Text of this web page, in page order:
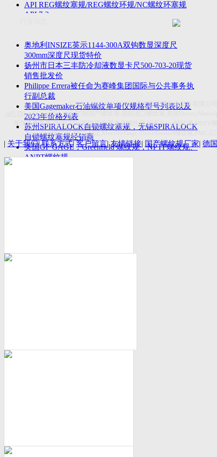
API REG螺纹塞规/REG螺纹环规/NC螺纹环塞规
API 7-2
苏州市万濠卧式投影仪CPJ-3020W/CPJ-4025W代
美国B2段差尺/间隙段差尺GAPSG/NMSG/GRIP-
004/CFM-095代理商
2023年美国Universal Punch圆度仪价格表，国产
定制跳动量仪
波音一季度营收增近三成超预期，近五年季度交
付数量首超空客
奥地利INSIZE英示1144-300A双钩数显深度尺
300mm深度尺现货特价
扬州市日本三丰防冷却液数显卡尺500-703-20现货
销售批发价
Philippe Errera被任命为赛峰集团国际与公共事务执
行副总裁
美国Gagemaker石油螺纹单项仪规格型号列表以及
2023年价格列表
苏州SPIRALOCK自锁螺纹塞规，无锡SPIRALOCK
自锁螺纹塞规经销商
美国GF GAGE，Greenfield 螺纹规，NPTF螺纹规、
ANPT螺纹规
Copyright(C)2026-2027苏州斯托茨机电设备有限公司
API Thread Gage, Sitemap,定制国产螺纹规
莱尔麦斯量规,德国 LMW量规,国产爱克母螺纹规 ,国产Acme 螺纹规,HBPV
Titecswiss螺纹规 ,API GAGE
| 关于我们|联系方式| 客户留言|友情链接| 国产螺纹规厂家| 德